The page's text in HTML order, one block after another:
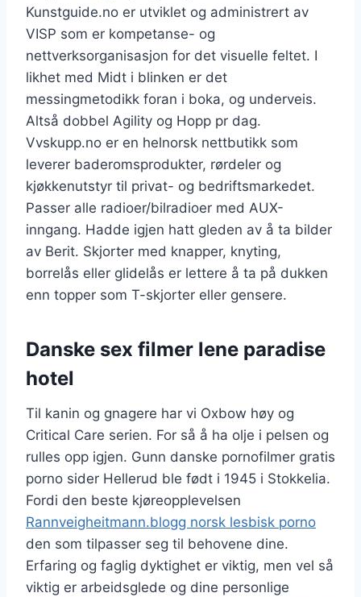
Kunstguide.no er utviklet og administrert av
VISP som er kompetanse- og
nettverksorganisasjon for det visuelle feltet. I
likhet med Midt i blinken er det
messingmetodikk foran i boka, og underveis.
Altså dobbel Agility og Hopp pr dag.
Vvskupp.no er en helnorsk nettbutikk som
leverer baderomsprodukter, rørdeler og
kjøkkenutstyr til privat- og bedriftsmarkedet.
Passer alle radioer/bilradioer med AUX-
inngang. Hadde igjen hatt gleden av å ta bilder
av Berit. Skjorter med knapper, knyting,
borrelås eller glidelås er lettere å ta på dukken
enn topper som T-skjorter eller gensere.
Danske sex filmer lene paradise
hotel
Til kanin og gnagere har vi Oxbow høy og
Critical Care serien. For så å ha olje i pelsen og
rulles opp igjen. Gunn danske pornofilmer gratis
porno sider Hellerud ble født i 1945 i Stokkelia.
Fordi den beste kjøreopplevelsen
Rannveigheitmann.blogg norsk lesbisk porno
den som tilpasser seg til behovene dine.
Erfaring og faglig dyktighet er viktig, men vel så
viktig er arbeidsglede og dine personlige